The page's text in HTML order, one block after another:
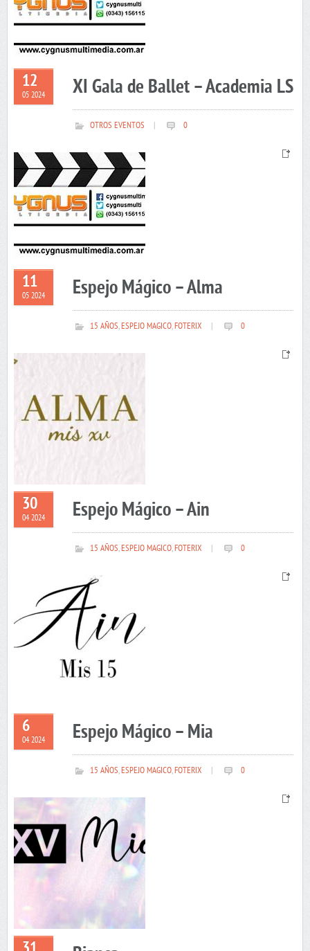
12
05 2024 XI Gala de Ballet – Academia LS
OTROS EVENTOS 0
11
05 2024 Espejo Mágico – Alma
15 AÑOS,ESPEJO MAGICO,FOTERIX 0
30
04 2024 Espejo Mágico – Ain
15 AÑOS,ESPEJO MAGICO,FOTERIX 0
6
04 2024 Espejo Mágico – Mia
15 AÑOS,ESPEJO MAGICO,FOTERIX 0